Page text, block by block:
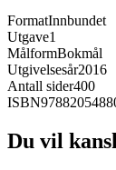
FormatInnbundet
Utgave1
MålformBokmål
Utgivelsesår2016
Antall sider400
ISBN
Du vil